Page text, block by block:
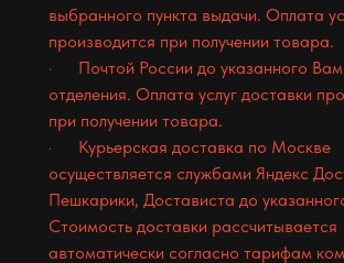
выбранного пункта выдачи. Оплата
производится при получении товара.
· Почтой России до указанного
отделения. Оплата услуг доставки
при получении товара.
· Курьерская доставка по Москве
осуществляется службами Яндекс
Пешкарики, Достависта до
Стоимость доставки рассчитывается
автоматически согласно тарифам